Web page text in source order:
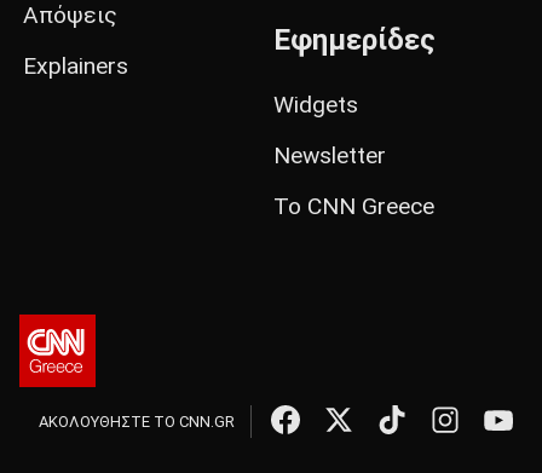
Απόψεις
Explainers
Εφημερίδες
Widgets
Newsletter
Το CNN Greece
ΑΚΟΛΟΥΘΗΣΤΕ ΤΟ CNN.GR